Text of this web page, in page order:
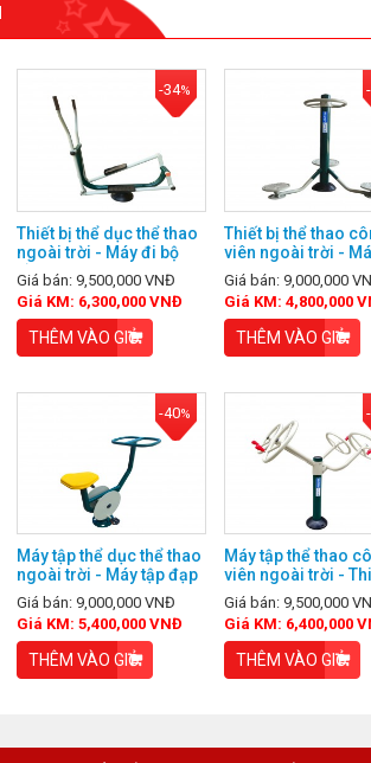
-34%
Thiết bị thể dục thể thao
ngoài trời - Máy đi bộ
lắc tay đơn
Giá bán: 9,500,000 VNĐ
Giá KM: 6,300,000 VNĐ
THÊM VÀO GIỎ
Thiết bị thể thao
viên ngoài trời -
xoay eo ngoài trời
Giá bán: 9,000,000
Giá KM: 4,800,000
THÊM VÀO GIỎ
-40%
Máy tập thể dục thể thao
ngoài trời - Máy tập đạp
xe
Giá bán: 9,000,000 VNĐ
Giá KM: 5,400,000 VNĐ
THÊM VÀO GIỎ
Máy tập thể thao
viên ngoài trời -
tập tay vai đôi
Giá bán: 9,500,000
Giá KM: 6,400,000
THÊM VÀO GIỎ